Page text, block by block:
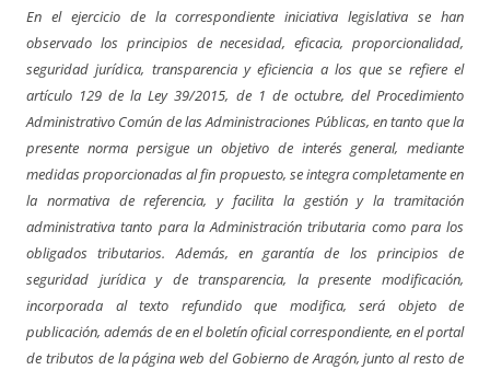
En el ejercicio de la correspondiente iniciativa legislativa se han
observado los principios de necesidad, eficacia, proporcionalidad,
seguridad jurídica, transparencia y eficiencia a los que se refiere el
artículo 129 de la Ley 39/2015, de 1 de octubre, del Procedimiento
Administrativo Común de las Administraciones Públicas, en tanto que la
presente norma persigue un objetivo de interés general, mediante
medidas proporcionadas al fin propuesto, se integra completamente en
la normativa de referencia, y facilita la gestión y la tramitación
administrativa tanto para la Administración tributaria como para los
obligados tributarios. Además, en garantía de los principios de
seguridad jurídica y de transparencia, la presente modificación,
incorporada al texto refundido que modifica, será objeto de
publicación, además de en el boletín oficial correspondiente, en el portal
de tributos de la página web del Gobierno de Aragón, junto al resto de